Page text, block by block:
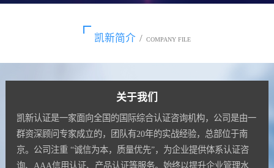
凯新简介 / COMPANY FILE
关于我们
凯新认证是一家面向全国的国际综合认证咨询机构，公司是由一
群资深顾问专家成立的，团队有20年的实战经验，总部位于南
京。公司注重 “诚信为本，质量优先”，为企业提供体系认证咨
询、AAA信用认证、产品认证等服务。始终以提升企业管理水